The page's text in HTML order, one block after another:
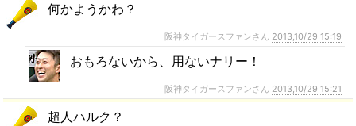
何かようかわ？
阪神タイガースファンさん 2013,10/29 15:19
おもろないから、用ないナリー！
阪神タイガースファンさん 2013,10/29 15:21
超人ハルク？